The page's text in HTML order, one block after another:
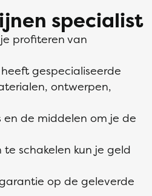
specialist
profiteren van
gespecialiseerde
ontwerpen,
en de middelen om je de
schakelen kun je geld
op de geleverde